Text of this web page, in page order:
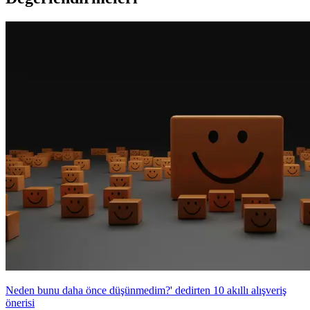
Neden bunu daha önce düşünmedim?' dedirten 10 akıllı alışveriş
önerisi